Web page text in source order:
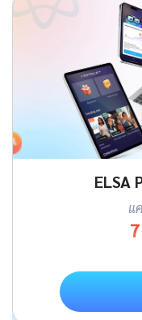
ELSA
แ